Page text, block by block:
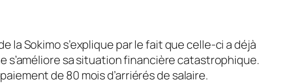
la Sokimo s’explique par le fait que celle-ci a déjà
sa situation financière catastrophique.
de 80 mois d’arriérés de salaire.